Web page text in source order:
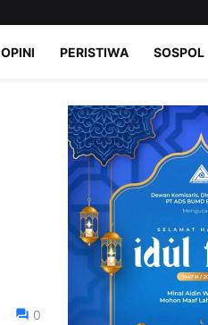
OPINI PERISTIWA SOSPOL
0